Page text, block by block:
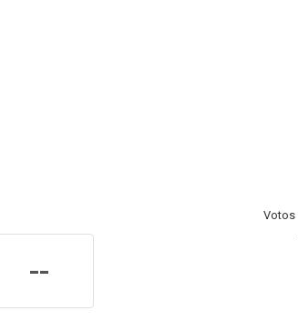
Votos
--